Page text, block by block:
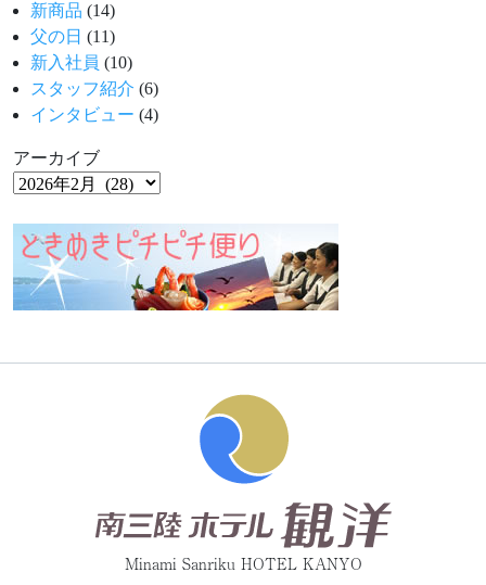
新商品 (14)
父の日 (11)
新入社員 (10)
スタッフ紹介 (6)
インタビュー (4)
アーカイブ
Minami Sanriku HOTEL KANYO